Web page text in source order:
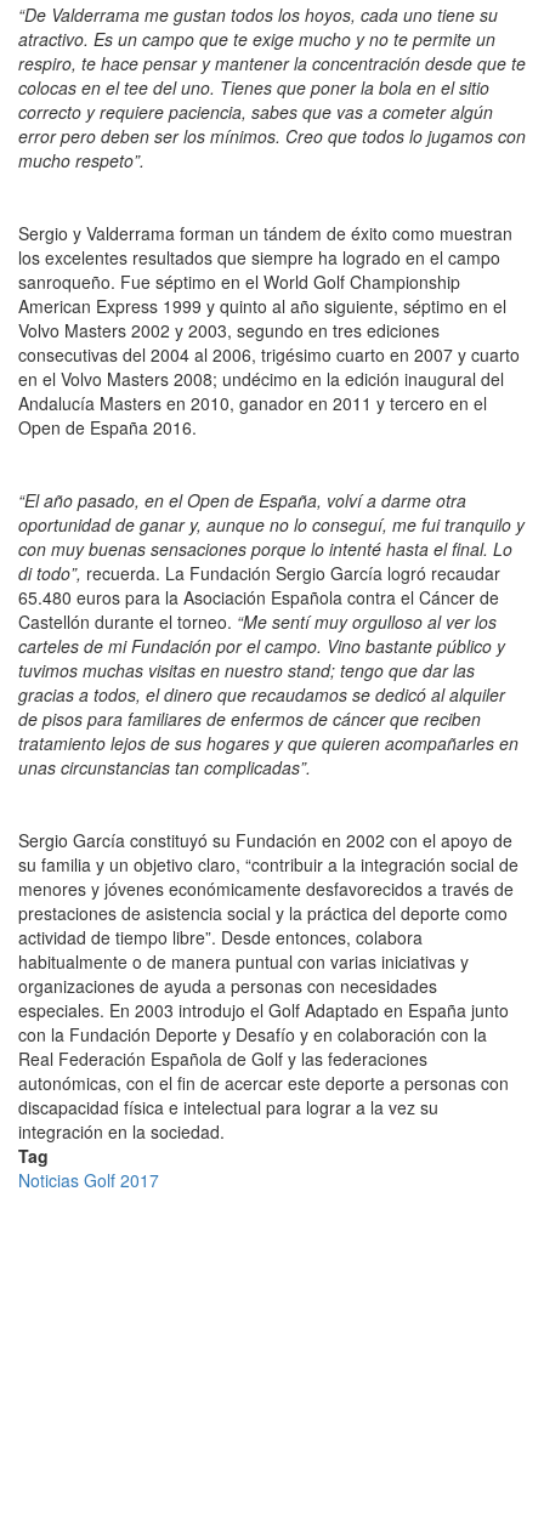
“De Valderrama me gustan todos los hoyos, cada uno tiene su
atractivo. Es un campo que te exige mucho y no te permite un
respiro, te hace pensar y mantener la concentración desde que te
colocas en el tee del uno. Tienes que poner la bola en el sitio
correcto y requiere paciencia, sabes que vas a cometer algún
error pero deben ser los mínimos. Creo que todos lo jugamos con
mucho respeto”.
Sergio y Valderrama forman un tándem de éxito como muestran
los excelentes resultados que siempre ha logrado en el campo
sanroqueño. Fue séptimo en el World Golf Championship
American Express 1999 y quinto al año siguiente, séptimo en el
Volvo Masters 2002 y 2003, segundo en tres ediciones
consecutivas del 2004 al 2006, trigésimo cuarto en 2007 y cuarto
en el Volvo Masters 2008; undécimo en la edición inaugural del
Andalucía Masters en 2010, ganador en 2011 y tercero en el
Open de España 2016.
“El año pasado, en el Open de España, volví a darme otra
oportunidad de ganar y, aunque no lo conseguí, me fui tranquilo y
con muy buenas sensaciones porque lo intenté hasta el final. Lo
di todo”, recuerda. La Fundación Sergio García logró recaudar
65.480 euros para la Asociación Española contra el Cáncer de
Castellón durante el torneo. “Me sentí muy orgulloso al ver los
carteles de mi Fundación por el campo. Vino bastante público y
tuvimos muchas visitas en nuestro stand; tengo que dar las
gracias a todos, el dinero que recaudamos se dedicó al alquiler
de pisos para familiares de enfermos de cáncer que reciben
tratamiento lejos de sus hogares y que quieren acompañarles en
unas circunstancias tan complicadas”.
Sergio García constituyó su Fundación en 2002 con el apoyo de
su familia y un objetivo claro, “contribuir a la integración social de
menores y jóvenes económicamente desfavorecidos a través de
prestaciones de asistencia social y la práctica del deporte como
actividad de tiempo libre”. Desde entonces, colabora
habitualmente o de manera puntual con varias iniciativas y
organizaciones de ayuda a personas con necesidades
especiales. En 2003 introdujo el Golf Adaptado en España junto
con la Fundación Deporte y Desafío y en colaboración con la
Real Federación Española de Golf y las federaciones
autonómicas, con el fin de acercar este deporte a personas con
discapacidad física e intelectual para lograr a la vez su
integración en la sociedad.
Tag
Noticias Golf 2017